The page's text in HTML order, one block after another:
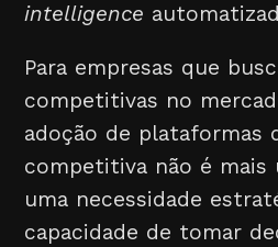
intelligence
Para empresas que
competitivas no
adoção de plataformas
competitiva não é mais
uma necessidade
capacidade de tomar